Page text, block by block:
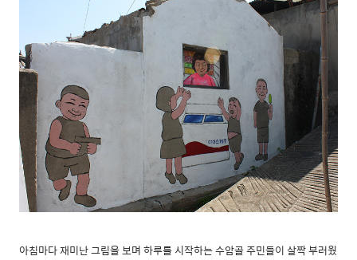
아침마다 재미난 그림을 보며 하루를 시작하는 수암골 주민들이 살짝 부러웠